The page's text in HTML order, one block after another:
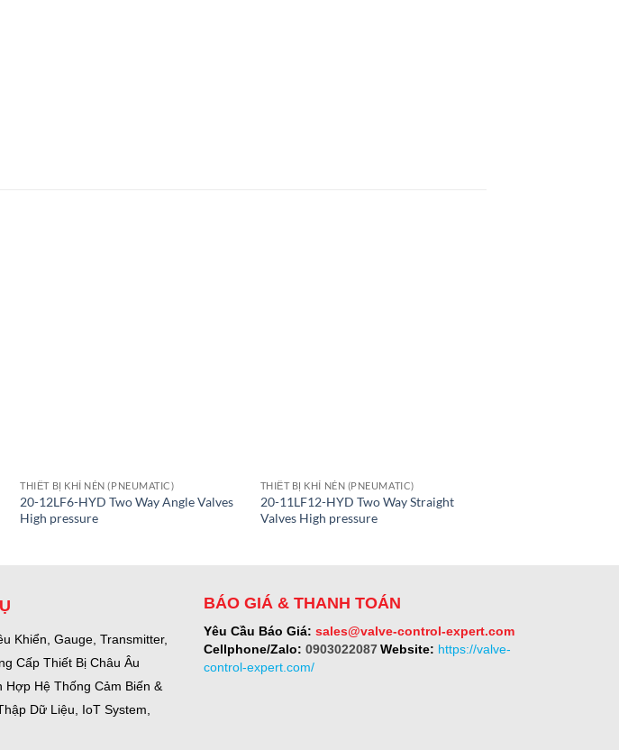
THIẾT BỊ KHÍ NÉN (PNEUMATIC)
20-12LF6-HYD Two Way Angle Valves
High pressure
THIẾT BỊ KHÍ NÉN (PNEUMATIC)
20-11LF12-HYD Two Way Straight
Valves High pressure
Khiển, Gauge, Transmitter,
Cấp Thiết Bị Châu Âu
Hợp Hệ Thống Cảm Biến &
Dữ Liệu, IoT System,
BÁO GIÁ & THANH TOÁN
Yêu Cầu Báo Giá: sales@valve-control-expert.com
Cellphone/Zalo: 0903022087 Website: https://valve-
control-expert.com/